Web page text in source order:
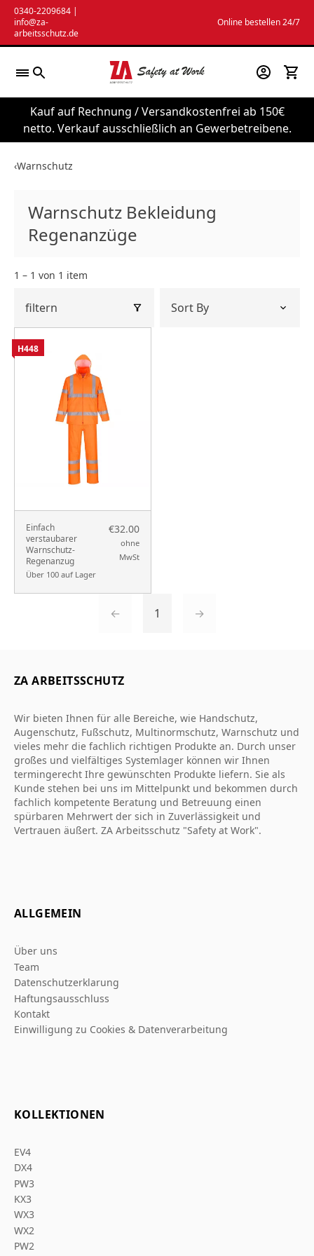
Zum
Inhalt
springen
0340-2209684 |
info@za-
arbeitsschutz.de
Online bestellen 24/7
Kauf auf Rechnung / Versandkostenfrei ab 150€
netto. Verkauf ausschließlich an Gewerbetreibene.
‹Warnschutz
Warnschutz Bekleidung
Regenanzüge
1 – 1 von 1 item
filtern
Einfach
verstaubarer
Warnschutz-
Regenanzug
Über 100 auf Lager
€32.00
ohne
MwSt
H448
← 1 →
ZA ARBEITSSCHUTZ
Wir bieten Ihnen für alle Bereiche, wie Handschutz,
Augenschutz, Fußschutz, Multinormschutz, Warnschutz und
vieles mehr die fachlich richtigen Produkte an. Durch unser
großes und vielfältiges Systemlager können wir Ihnen
termingerecht Ihre gewünschten Produkte liefern. Sie als
Kunde stehen bei uns im Mittelpunkt und bekommen durch
fachlich kompetente Beratung und Betreuung einen
spürbaren Mehrwert der sich in Zuverlässigkeit und
Vertrauen äußert. ZA Arbeitsschutz "Safety at Work".
ALLGEMEIN
Über uns
Team
Datenschutzerklarung
Haftungsausschluss
Kontakt
Einwilligung zu Cookies & Datenverarbeitung
KOLLEKTIONEN
EV4
DX4
PW3
KX3
WX3
WX2
PW2